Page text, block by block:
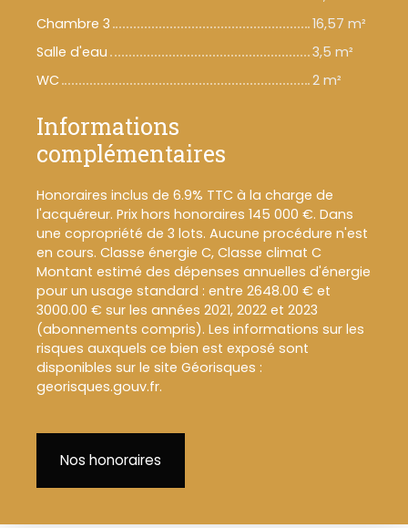
Chambre 3
16,57 m²
Salle d'eau
3,5 m²
WC
2 m²
Informations
complémentaires
Honoraires inclus de 6.9% TTC à la charge de
l'acquéreur. Prix hors honoraires 145 000 €. Dans
une copropriété de 3 lots. Aucune procédure n'est
en cours. Classe énergie C, Classe climat C
Montant estimé des dépenses annuelles d'énergie
pour un usage standard : entre 2648.00 € et
3000.00 € sur les années 2021, 2022 et 2023
(abonnements compris). Les informations sur les
risques auxquels ce bien est exposé sont
disponibles sur le site Géorisques :
georisques.gouv.fr.
Nos honoraires